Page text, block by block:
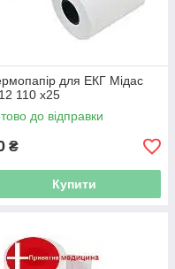
для ЕКГ Мідас
110 x25
до відправки
₴
Купити